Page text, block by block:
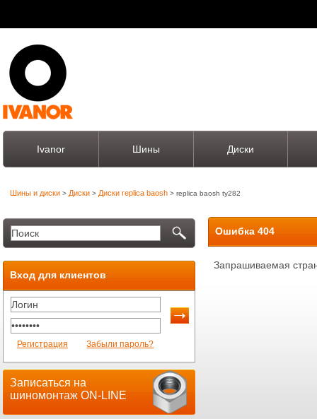
Ivanor Шины Диски
Шины и диски > Диски > Диски replica baosh > replica baosh ty282
Вход для клиентов
Регистрация Забыли пароль?
Записаться на
шиномонтаж ON-LINE
Ошибка 404
Запрашиваемая